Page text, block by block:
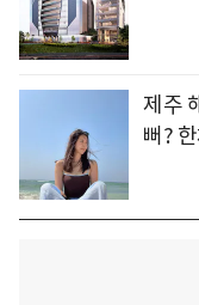
제주
뻐?